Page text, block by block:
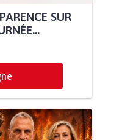
SUR